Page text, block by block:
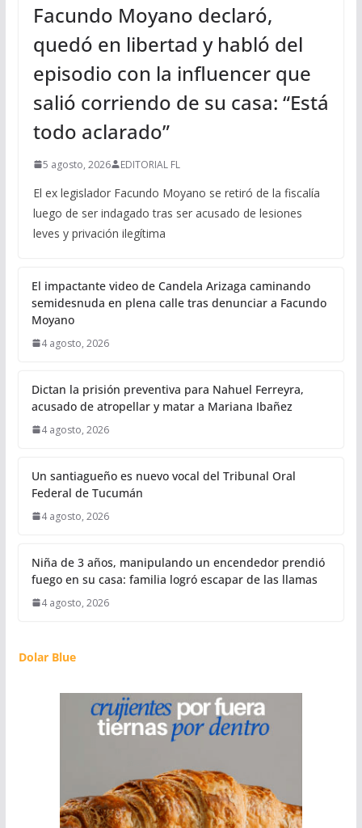
Facundo Moyano declaró,
quedó en libertad y habló del
episodio con la influencer que
salió corriendo de su casa: “Está
todo aclarado”
5 agosto, 2026 EDITORIAL FL
El ex legislador Facundo Moyano se retiró de la fiscalía
luego de ser indagado tras ser acusado de lesiones
leves y privación ilegítima
El impactante video de Candela Arizaga caminando
semidesnuda en plena calle tras denunciar a Facundo
Moyano
4 agosto, 2026
Dictan la prisión preventiva para Nahuel Ferreyra,
acusado de atropellar y matar a Mariana Ibañez
4 agosto, 2026
Un santiagueño es nuevo vocal del Tribunal Oral
Federal de Tucumán
4 agosto, 2026
Niña de 3 años, manipulando un encendedor prendió
fuego en su casa: familia logró escapar de las llamas
4 agosto, 2026
Dolar Blue